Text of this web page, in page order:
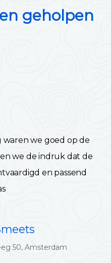
geholpen
we goed op de
we de indruk dat de
en passend
50, Amsterdam